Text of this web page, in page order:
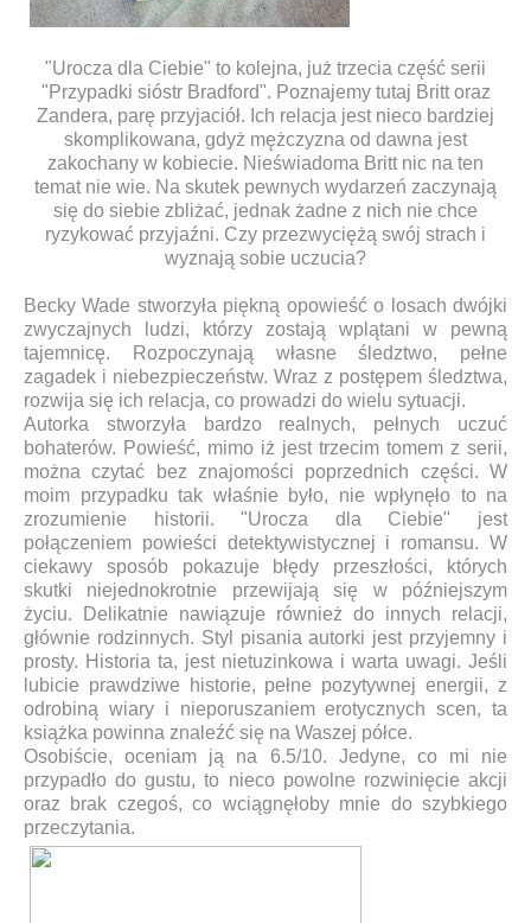
"Urocza dla Ciebie" to kolejna, już trzecia część serii
"Przypadki sióstr Bradford". Poznajemy tutaj Britt oraz
Zandera, parę przyjaciół. Ich relacja jest nieco bardziej
skomplikowana, gdyż mężczyzna od dawna jest
zakochany w kobiecie. Nieświadoma Britt nic na ten
temat nie wie. Na skutek pewnych wydarzeń zaczynają
się do siebie zbliżać, jednak żadne z nich nie chce
ryzykować przyjaźni. Czy przezwyciężą swój strach i
wyznają sobie uczucia?
Becky Wade stworzyła piękną opowieść o losach dwójki
zwyczajnych ludzi, którzy zostają wplątani w pewną
tajemnicę. Rozpoczynają własne śledztwo, pełne
zagadek i niebezpieczeństw. Wraz z postępem śledztwa,
rozwija się ich relacja, co prowadzi do wielu sytuacji.
Autorka stworzyła bardzo realnych, pełnych uczuć
bohaterów. Powieść, mimo iż jest trzecim tomem z serii,
można czytać bez znajomości poprzednich części. W
moim przypadku tak właśnie było, nie wpłynęło to na
zrozumienie historii. "Urocza dla Ciebie" jest
połączeniem powieści detektywistycznej i romansu. W
ciekawy sposób pokazuje błędy przeszłości, których
skutki niejednokrotnie przewijają się w późniejszym
życiu. Delikatnie nawiązuje również do innych relacji,
głównie rodzinnych. Styl pisania autorki jest przyjemny i
prosty. Historia ta, jest nietuzinkowa i warta uwagi. Jeśli
lubicie prawdziwe historie, pełne pozytywnej energii, z
odrobiną wiary i nieporuszaniem erotycznych scen, ta
książka powinna znaleźć się na Waszej półce.
Osobiście, oceniam ją na 6.5/10. Jedyne, co mi nie
przypadło do gustu, to nieco powolne rozwinięcie akcji
oraz brak czegoś, co wciągnęłoby mnie do szybkiego
przeczytania.